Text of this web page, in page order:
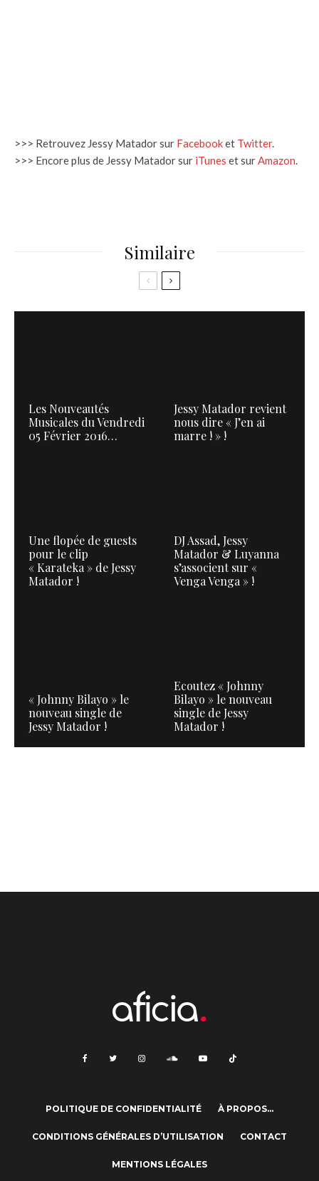
>>> Retrouvez Jessy Matador sur Facebooket Twitter.
>>> Encore plus de Jessy Matador sur iTunes et sur Amazon
Similaire
Les Nouveautés
Musicales du Vendredi
05 Février 2016…
Jessy Matador revient
nous dire « J’en ai
marre ! » !
Une flopée de guests
pour le clip
« Karateka » de Jessy
Matador !
DJ Assad, Jessy
Matador & Luyanna
s’associent sur «
Venga Venga » !
« Johnny Bilayo » le
nouveau single de
Jessy Matador !
Ecoutez « Johnny
Bilayo » le nouveau
single de Jessy
Matador !
POLITIQUE DE CONFIDENTIALITÉ À PROPOS…
CONDITIONS GÉNÉRALES D’UTILISATION CONTACT
MENTIONS LÉGALES